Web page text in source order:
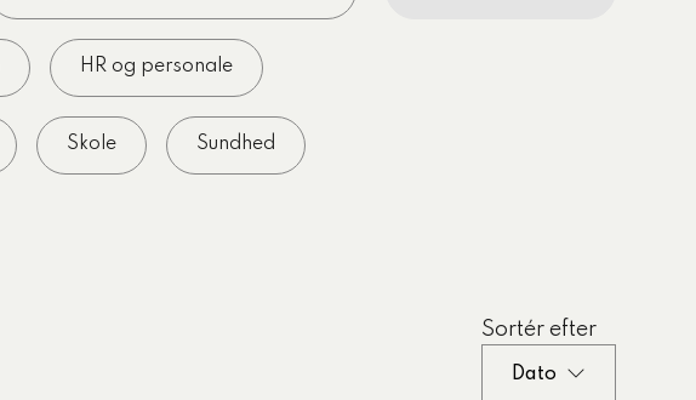
HR og personale
Skole Sundhed
Sortér efter
Dato